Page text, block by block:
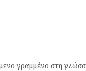
γραμμένο στη